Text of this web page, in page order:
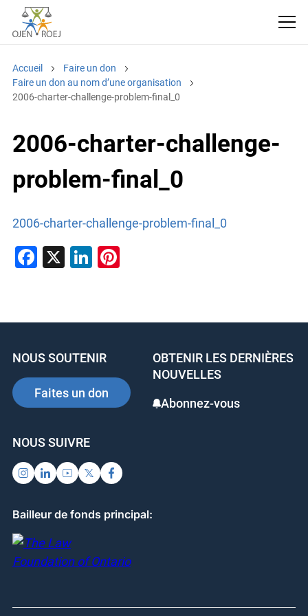
Accueil
Faire un don
Faire un don au nom d’une organisation
2006-charter-challenge-problem-final_0
2006-charter-challenge-
problem-final_0
2006-charter-challenge-problem-final_0
F
e
o
o
k
X
Li
e
n
e
NOUS SOUTENIR
Faites un don
OBTENIR LES DERNIÈRES
NOUVELLES
Abonnez-vous
NOUS SUIVRE
Bailleur de fonds principal: